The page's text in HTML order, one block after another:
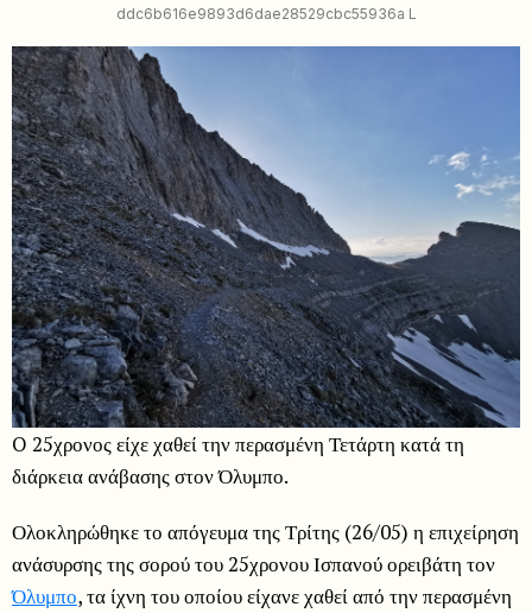
ddc6b616e9893d6dae28529cbc55936a L
O 25χρονος είχε χαθεί την περασμένη Τετάρτη κατά τη
διάρκεια ανάβασης στον Όλυμπο.
Ολοκληρώθηκε το απόγευμα της Τρίτης (26/05) η επιχείρηση
ανάσυρσης της σορού του 25χρονου Ισπανού ορειβάτη τον
Όλυμπο, τα ίχνη του οποίου είχανε χαθεί από την περασμένη